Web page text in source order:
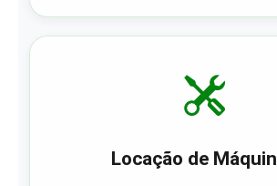
Locação de